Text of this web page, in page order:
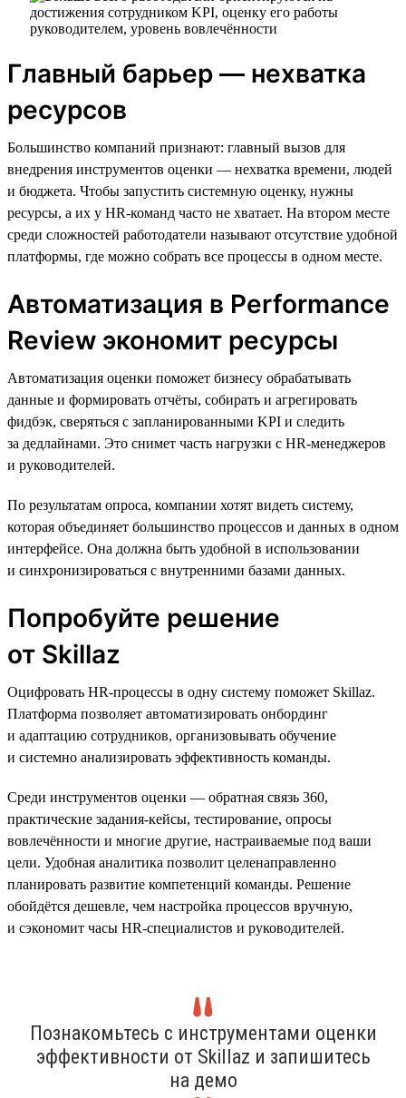
Главный барьер — нехватка
ресурсов
Большинство компаний признают: главный вызов для
внедрения инструментов оценки — нехватка времени, людей
и бюджета. Чтобы запустить системную оценку, нужны
ресурсы, а их у HR-команд часто не хватает. На втором месте
среди сложностей работодатели называют отсутствие удобной
платформы, где можно собрать все процессы в одном месте.
Автоматизация в Performance
Review экономит ресурсы
Автоматизация оценки поможет бизнесу обрабатывать
данные и формировать отчёты, собирать и агрегировать
фидбэк, сверяться с запланированными KPI и следить
за дедлайнами. Это снимет часть нагрузки с HR-менеджеров
и руководителей.
По результатам опроса, компании хотят видеть систему,
которая объединяет большинство процессов и данных в одном
интерфейсе. Она должна быть удобной в использовании
и синхронизироваться с внутренними базами данных.
Попробуйте решение
от Skillaz
Оцифровать HR-процессы в одну систему поможет Skillaz.
Платформа позволяет автоматизировать онбординг
и адаптацию сотрудников, организовывать обучение
и системно анализировать эффективность команды.
Среди инструментов оценки — обратная связь 360,
практические задания-кейсы, тестирование, опросы
вовлечённости и многие другие, настраиваемые под ваши
цели. Удобная аналитика позволит целенаправленно
планировать развитие компетенций команды. Решение
обойдётся дешевле, чем настройка процессов вручную,
и сэкономит часы HR-специалистов и руководителей.
Познакомьтесь с инструментами оценки
эффективности от Skillaz и запишитесь
на демо